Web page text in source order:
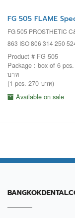
FG 505 FLAME
FG 505 PROSTHETIC
863 ISO 806 314 250
Product # FG 505
Package : box of 6
บาท
(1 pcs. 270 บาท)
Available on sale